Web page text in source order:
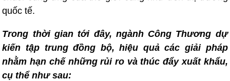
quốc tế.
Trong thời gian tới đây, ngành Công Thương dự
kiến tập trung đồng bộ, hiệu quả các giải pháp
nhằm hạn chế những rủi ro và thúc đẩy xuất khẩu,
cụ thể như sau: